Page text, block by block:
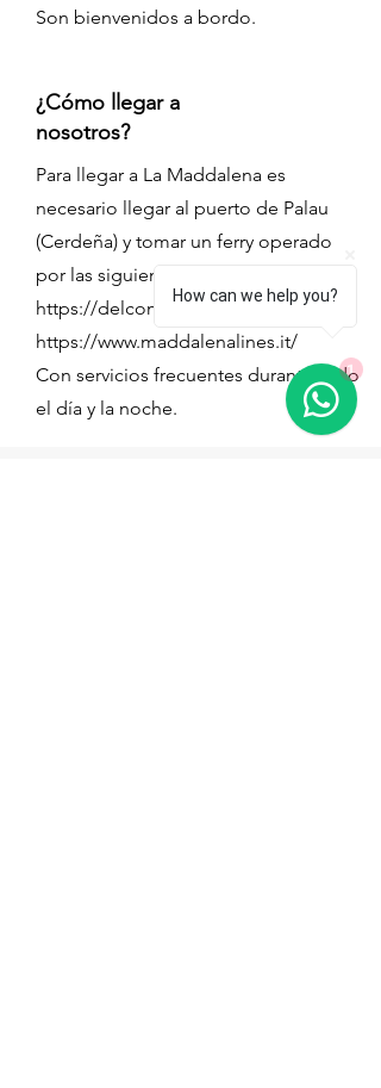
Son bienvenidos a bordo.
¿Cómo llegar a
nosotros?
Para llegar a La Maddalena es
necesario llegar al puerto de Palau
(Cerdeña) y tomar un ferry operado
por las siguientes compañías:
https://delcomar.it/o
https://www.maddalenalines.it/
Con servicios frecuentes durante todo
el día y la noche.
How can we help you?
1